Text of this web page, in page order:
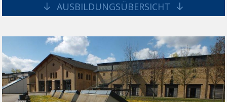
AUSBILDUNGSÜBERSICHT